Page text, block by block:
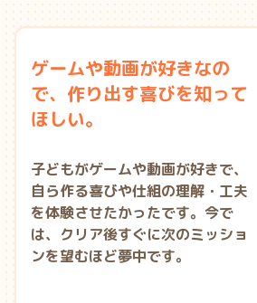
ゲームや動画が好きなの
で、作り出す喜びを知って
ほしい。
子どもがゲームや動画が好きで、
自ら作る喜びや仕組の理解・工夫
を体験させたかったです。今で
は、クリア後すぐに次のミッショ
ンを望むほど夢中です。